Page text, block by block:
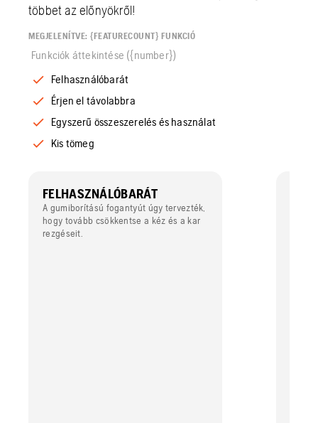
többet az előnyökről!
MEGJELENÍTVE: {FEATURECOUNT} FUNKCIÓ
Funkciók áttekintése ({number})
Felhasználóbarát
Érjen el távolabbra
Egyszerű összeszerelés és használat
Kis tömeg
FELHASZNÁLÓBARÁT
A gumiborítású fogantyút úgy tervezték,
hogy tovább csökkentse a kéz és a kar
rezgéseit.